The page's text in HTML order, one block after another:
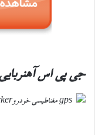
جی پی اس